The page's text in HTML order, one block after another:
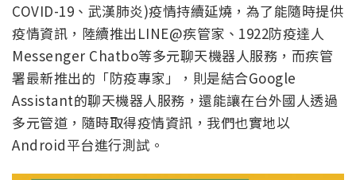
COVID-19、武漢肺炎)疫情持續延燒，為了能隨時提供
疫情資訊，陸續推出LINE@疾管家、1922防疫達人
Messenger Chatbo等多元聊天機器人服務，而疾管
署最新推出的「防疫專家」，則是結合Google
Assistant的聊天機器人服務，還能讓在台外國人透過
多元管道，隨時取得疫情資訊，我們也實地以‎
Android平台進行測試。